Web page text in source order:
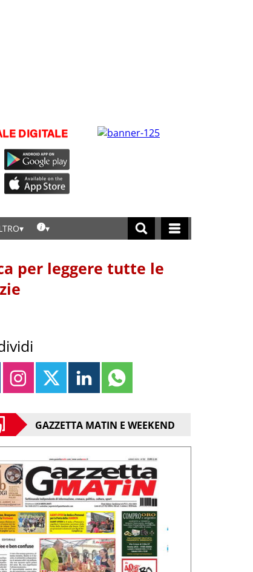
per leggere tutte le
GAZZETTA MATIN E WEEKEND